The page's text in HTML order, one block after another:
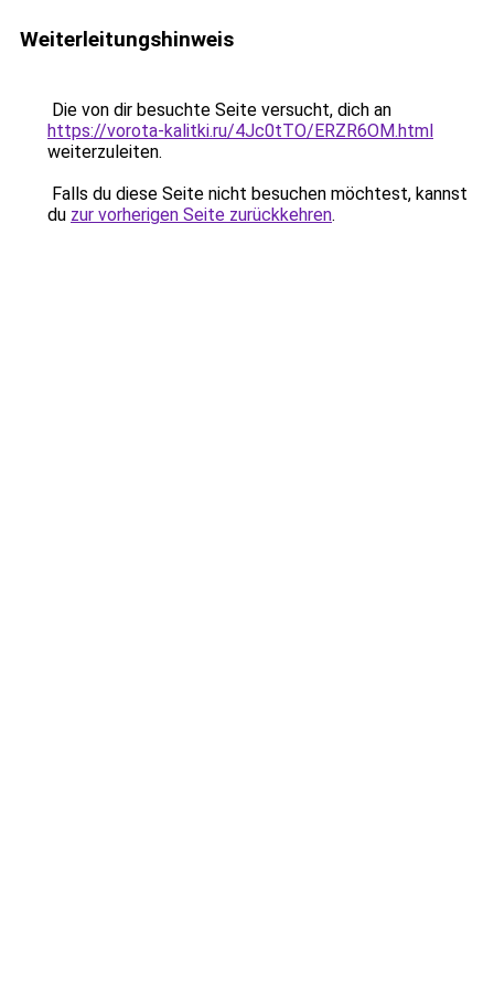
Weiterleitungshinweis
Die von dir besuchte Seite versucht, dich an
https://vorota-kalitki.ru/4Jc0tTO/ERZR6OM.html
weiterzuleiten.
Falls du diese Seite nicht besuchen möchtest, kannst
du zur vorherigen Seite zurückkehren.